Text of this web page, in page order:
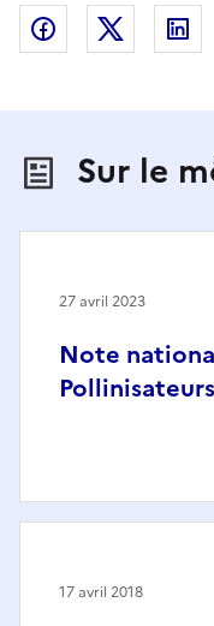
Partager sur
Sur le
Note
27 avril 2023
17 avril 2018